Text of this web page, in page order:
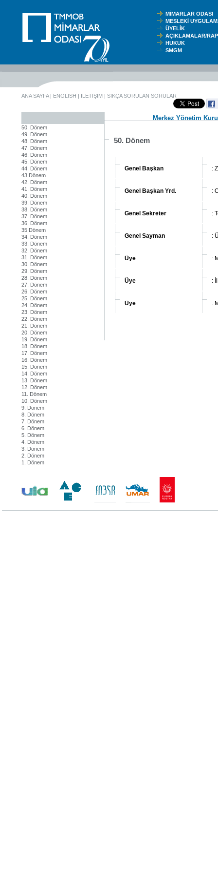
MİMARLAR ODASI
MESLEKİ
ÜYELİK
AÇIKLAMALAR/
HUKUK
SMGM
ANA SAYFA| ENGLISH | İLETİŞİM | SIKÇA SORULAN SORULAR
50. Dönem
49. Dönem
48. Dönem
47. Dönem
46. Dönem
45. Dönem
44. Dönem
43.Dönem
42. Dönem
41. Dönem
40. Dönem
39. Dönem
38. Dönem
37. Dönem
36. Dönem
35 Dönem
34. Dönem
33. Dönem
32. Dönem
31. Dönem
30. Dönem
29. Dönem
28. Dönem
27. Dönem
26. Dönem
25. Dönem
24. Dönem
23. Dönem
22. Dönem
21. Dönem
20. Dönem
19. Dönem
18. Dönem
17. Dönem
16. Dönem
15. Dönem
14. Dönem
13. Dönem
12. Dönem
11. Dönem
10. Dönem
9. Dönem
8. Dönem
7. Dönem
6. Dönem
5. Dönem
4. Dönem
3. Dönem
2. Dönem
1. Dönem
Merkez Yönetim
50. Dönem
Genel Başkan :
Genel Başkan Yrd. :
Genel Sekreter :
Genel Sayman :
Üye :
Üye :
Üye :